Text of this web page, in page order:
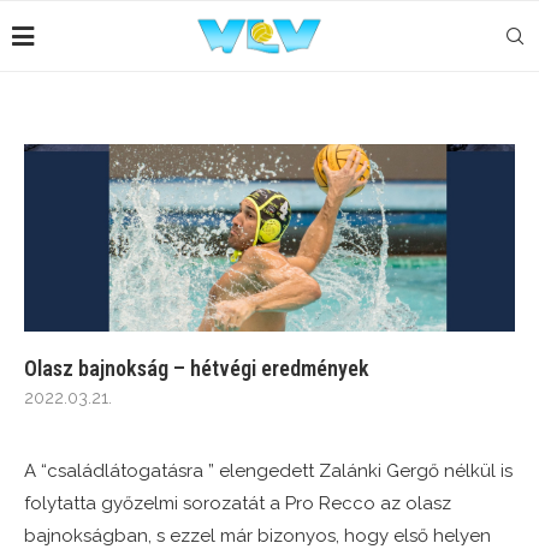
Olasz bajnokság – hétvégi eredmények
2022.03.21.
A “családlátogatásra ” elengedett Zalánki Gergő nélkül is
folytatta győzelmi sorozatát a Pro Recco az olasz
bajnokságban, s ezzel már bizonyos, hogy első helyen